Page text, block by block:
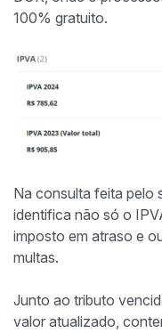
100% gratuito.
Na consulta feita pelo
identifica não só o
imposto em atraso e
multas.
Junto ao tributo
valor atualizado,